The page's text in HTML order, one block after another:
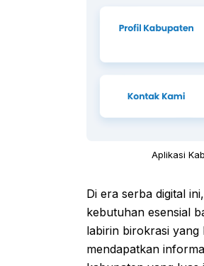
Aplikasi
Di era serba digital
kebutuhan esensial
labirin birokrasi
mendapatkan